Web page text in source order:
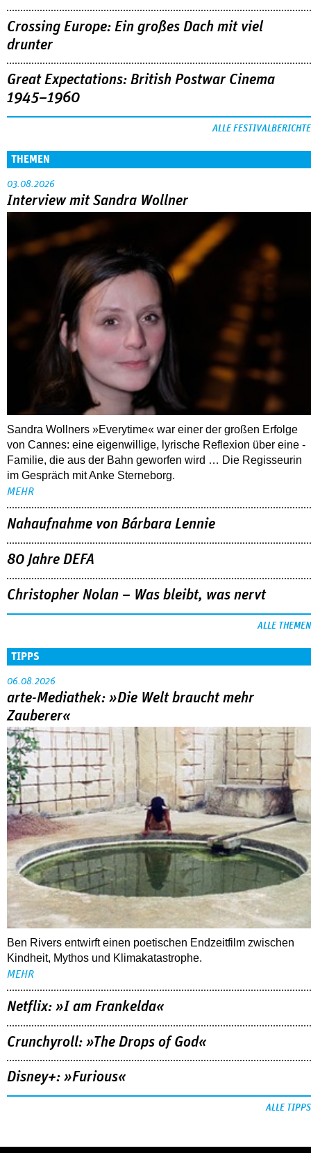
Crossing Europe: Ein großes Dach mit viel
drunter
Great Expectations: British Postwar Cinema
1945–1960
ALLE FESTIVALBERICHTE
THEMEN
03.08.2026
Interview mit Sandra Wollner
Sandra Wollners »Everytime« war einer der großen Erfolge
von Cannes: eine eigenwillige, lyrische Reflexion über eine ­
Familie, die aus der Bahn geworfen wird … Die Regisseurin
im Gespräch mit Anke Sterneborg.
MEHR
Nahaufnahme von Bárbara Lennie
80 Jahre DEFA
Christopher Nolan – Was bleibt, was nervt
ALLE THEMEN
TIPPS
06.08.2026
arte-Mediathek: »Die Welt braucht mehr
Zauberer«
Ben Rivers entwirft einen poetischen Endzeitfilm zwischen
Kindheit, Mythos und Klimakatastrophe.
MEHR
Netflix: »I am Frankelda«
Crunchyroll: »The Drops of God«
Disney+: »Furious«
ALLE TIPPS